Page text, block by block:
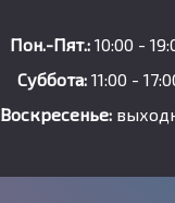
Пон.-Пят.:10:00 -
Суббота: 11:00 -
Воскресенье: